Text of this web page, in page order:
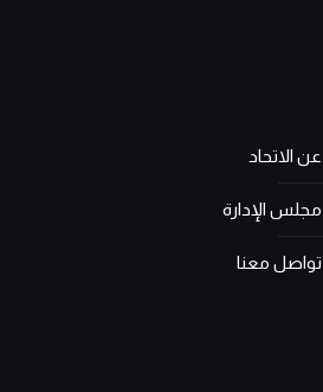
عن الاتحاد
مجلس الإدارة
تواصل معنا